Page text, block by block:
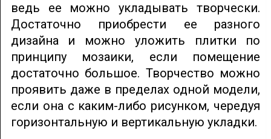
ведь ее можно укладывать творчески.
Достаточно приобрести ее разного
дизайна и можно уложить плитки по
принципу мозаики, если помещение
достаточно большое. Творчество можно
проявить даже в пределах одной модели,
если она с каким-либо рисунком, чередуя
горизонтальную и вертикальную укладки.